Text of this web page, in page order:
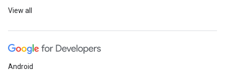
View all
Android